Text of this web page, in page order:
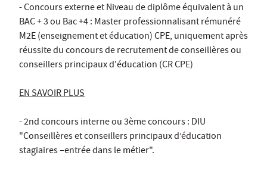
- Concours externe et Niveau de diplôme équivalent à un
BAC + 3 ou Bac +4 : Master professionnalisant rémunéré
M2E (enseignement et éducation) CPE, uniquement après
réussite du concours de recrutement de conseillères ou
conseillers principaux d'éducation (CR CPE)
EN SAVOIR PLUS
- 2nd concours interne ou 3ème concours : DIU
"Conseillères et conseillers principaux d’éducation
stagiaires –entrée dans le métier".